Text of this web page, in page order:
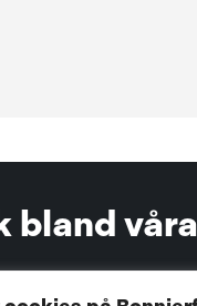
bland våra